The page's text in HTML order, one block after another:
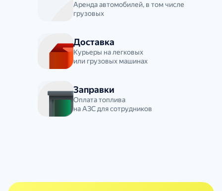
Аренда автомобилей, в том числе
грузовых
Доставка
Курьеры на легковых
или грузовых машинах
Заправки
Оплата топлива
на АЗС для сотрудников